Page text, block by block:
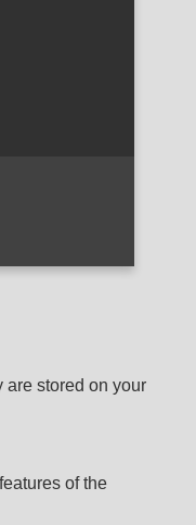
are stored on your
of the